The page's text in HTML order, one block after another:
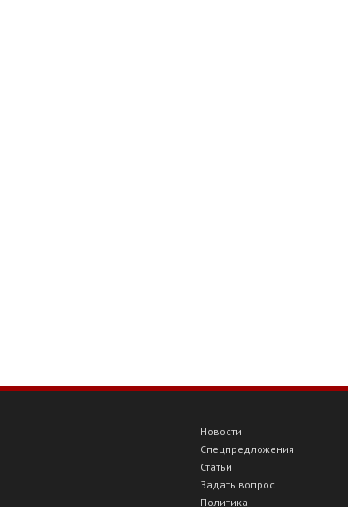
Новости
Спецпредложения
Статьи
Задать вопрос
Политика